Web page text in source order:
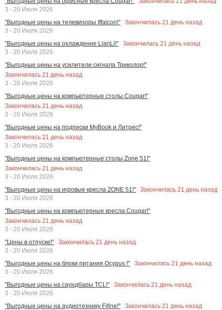
3 - 20 Июля 2026
"Выгодные цены на телевизоры Iffalcon!"
Закончилась 21 день назад
3 - 20 Июля 2026
"Выгодные цены на охлаждение LianLi!"
Закончилась 21 день назад
3 - 20 Июля 2026
"Выгодные цены на усилители сигнала Триколор!"
Закончилась 21 день назад
3 - 20 Июля 2026
"Выгодные цены на компьютерные столы Cougar!"
Закончилась 21 день назад
3 - 20 Июля 2026
"Выгодные цены на подписки MyBook и Литрес!"
Закончилась 21 день назад
3 - 20 Июля 2026
"Выгодные цены на компьютерные столы Zone 51!"
Закончилась 21 день назад
3 - 20 Июля 2026
"Выгодные цены на игровые кресла ZONE 51!"
Закончилась 21 день назад
3 - 20 Июля 2026
"Выгодные цены на компьютерные кресла Cougar!"
Закончилась 21 день назад
3 - 20 Июля 2026
"Цены в отпуске!"
Закончилась 21 день назад
3 - 20 Июля 2026
"Выгодные цены на блоки питания Ocypus !"
Закончилась 21 день назад
3 - 20 Июля 2026
"Выгодные цены на саундбары TCL!"
Закончилась 21 день назад
3 - 20 Июля 2026
"Выгодные цены на аудиотехнику Fifine!"
Закончилась 21 день назад